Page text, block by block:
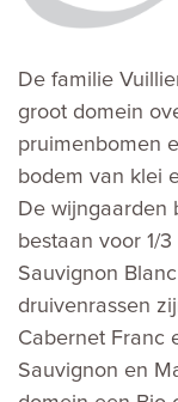
De familie
groot domein
pruimenbomen
bodem van klei
De wijngaarden
bestaan voor 1/
Sauvignon
druivenrassen
Cabernet Franc
Sauvignon en